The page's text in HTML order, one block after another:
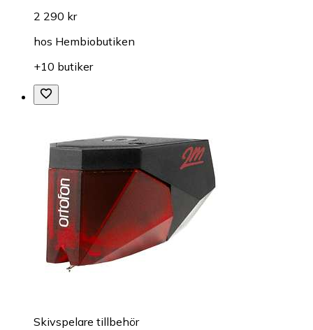
2 290 kr
hos Hembiobutiken
+10 butiker
Skivspelare tillbehör